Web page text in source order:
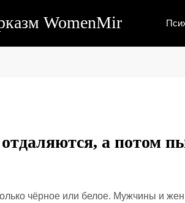
WomenMir
а потом
чёрное или белое. Мужчины и